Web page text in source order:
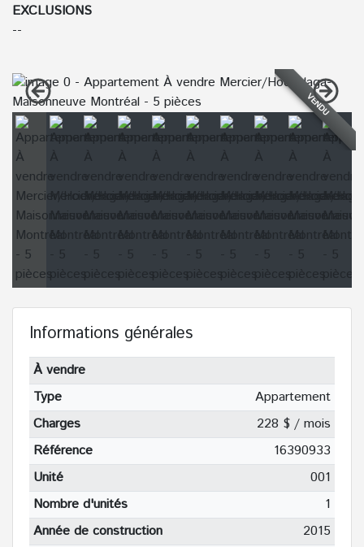
EXCLUSIONS
--
VENDU
Informations générales
À vendre
Type
Appartement
Charges
228 $ / mois
Référence
16390933
Unité
001
Nombre d'unités
1
Année de construction
2015